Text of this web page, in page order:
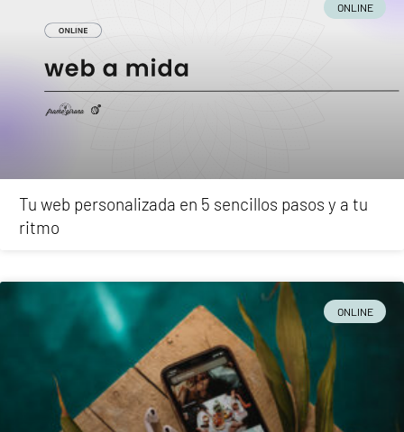
ONLINE
Tu web personalizada en 5 sencillos pasos y a tu
ritmo
ONLINE